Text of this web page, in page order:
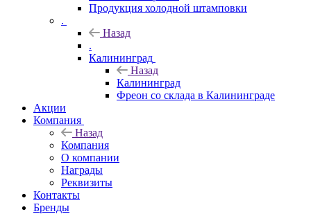
Продукция холодной штамповки
.
Назад
.
Калининград
Назад
Калининград
Фреон со склада в Калининграде
Акции
Компания
Назад
Компания
О компании
Награды
Реквизиты
Контакты
Бренды